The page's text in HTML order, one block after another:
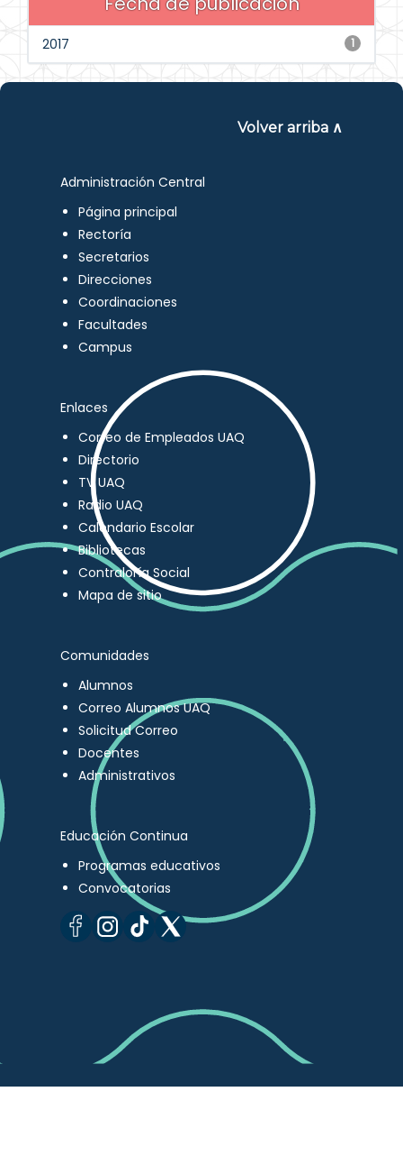
1
2017
Volver arriba ∧
Administración Central
Página principal
Rectoría
Secretarios
Direcciones
Coordinaciones
Facultades
Campus
Enlaces
Correo de Empleados UAQ
Directorio
TV UAQ
Radio UAQ
Calendario Escolar
Bibliotecas
Contraloría Social
Mapa de sitio
Comunidades
Alumnos
Correo Alumnos UAQ
Solicitud Correo
Docentes
Administrativos
Educación Continua
Programas educativos
Convocatorias